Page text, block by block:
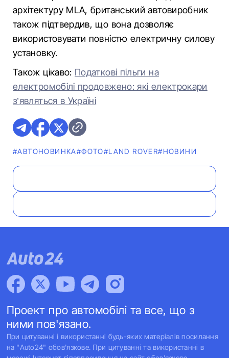
архітектуру MLA, британський автовиробник
також підтвердив, що вона дозволяє
використовувати повністю електричну силову
установку.
Також цікаво: Податкові пільги на
електромобілі продовжено: які електрокари
з’являться в Україні
#АВТОНОВИНКА#ФОТО#LAND ROVER#НОВИНИ
Проект про автомобілі та все, що з
ними пов'язано.
При цитуванні і використанні будь-яких матеріалів посилання
на "Auto24" обов'язкове. При цитуванні та використанні в